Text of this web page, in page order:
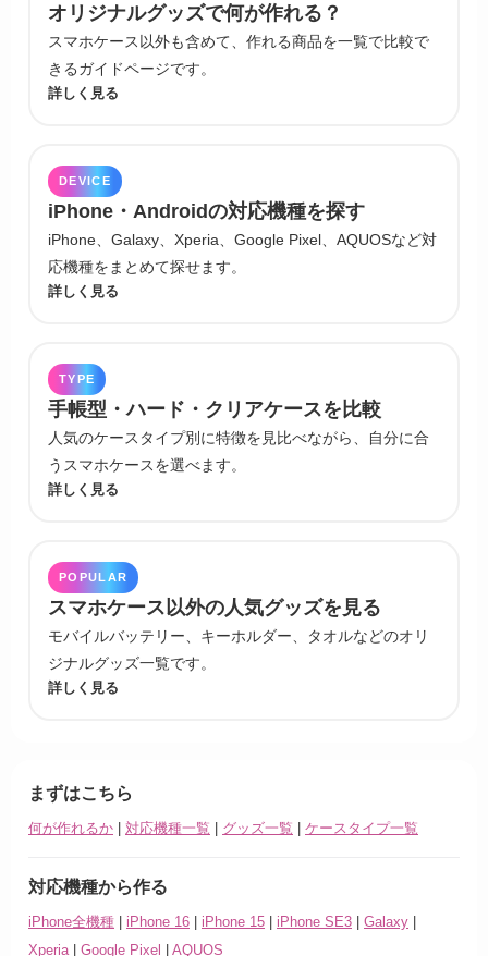
オリジナルグッズで何が作れる？
スマホケース以外も含めて、作れる商品を一覧で比較で
きるガイドページです。
詳しく見る
DEVICE
iPhone・Androidの対応機種を探す
iPhone、Galaxy、Xperia、Google Pixel、AQUOSなど対
応機種をまとめて探せます。
詳しく見る
TYPE
手帳型・ハード・クリアケースを比較
人気のケースタイプ別に特徴を見比べながら、自分に合
うスマホケースを選べます。
詳しく見る
POPULAR
スマホケース以外の人気グッズを見る
モバイルバッテリー、キーホルダー、タオルなどのオリ
ジナルグッズ一覧です。
詳しく見る
まずはこちら
何が作れるか | 対応機種一覧 | グッズ一覧 | ケースタイプ一覧
対応機種から作る
iPhone全機種 | iPhone 16 | iPhone 15 | iPhone SE3 | Galaxy |
Xperia | Google Pixel | AQUOS